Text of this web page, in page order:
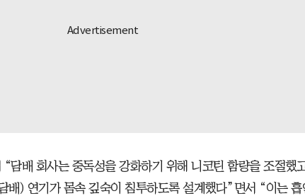
담배 회사는 중독성을 강화하기 위해 니코틴 함량을 조절했
배) 연기가 몸속 깊숙이 침투하도록 설계했다”면서 “이는 흡